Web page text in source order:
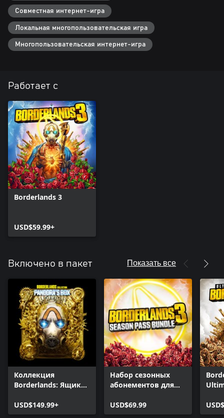
Совместная интернет-игра
Локальная многопользовательская игра
Многопользовательская интернет-игра
Работает с
Borderlands 3
USD$59.99+
Включено в пакет Показать все
Коллекция
Borderlands: Ящик
USD$149.99+
Набор сезонных
абонементов для
USD$69.99